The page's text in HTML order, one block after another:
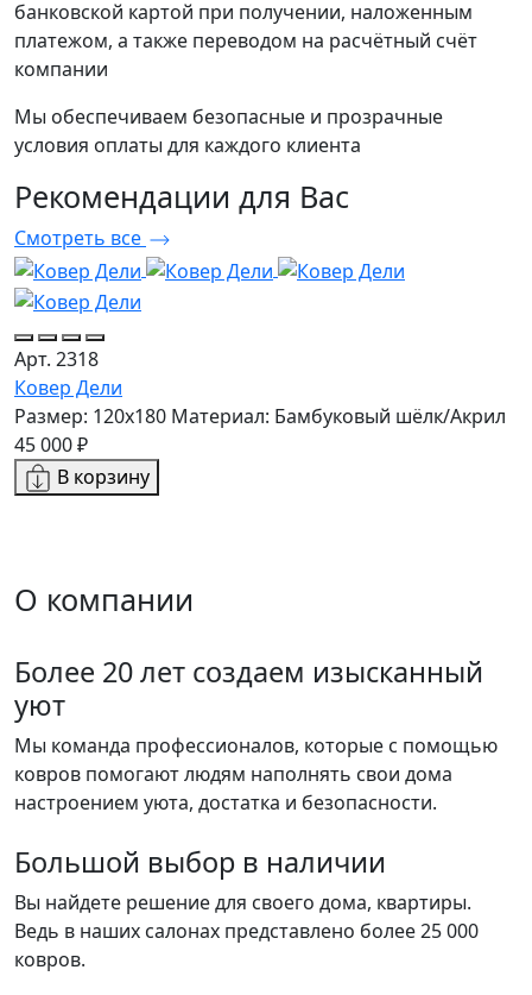
банковской картой при получении, наложенным
платежом, а также переводом на расчётный счёт
компании
Мы обеспечиваем безопасные и прозрачные
условия оплаты для каждого клиента
Рекомендации для Вас
Смотреть все
Арт. 2318
Ковер Дели
Размер: 120x180 Материал: Бамбуковый шёлк/Акрил
45 000 ₽
В корзину
О компании
Более 20 лет создаем изысканный
уют
Мы команда профессионалов, которые с помощью
ковров помогают людям наполнять свои дома
настроением уюта, достатка и безопасности.
Большой выбор в наличии
Вы найдете решение для своего дома, квартиры.
Ведь в наших салонах представлено более 25 000
ковров.